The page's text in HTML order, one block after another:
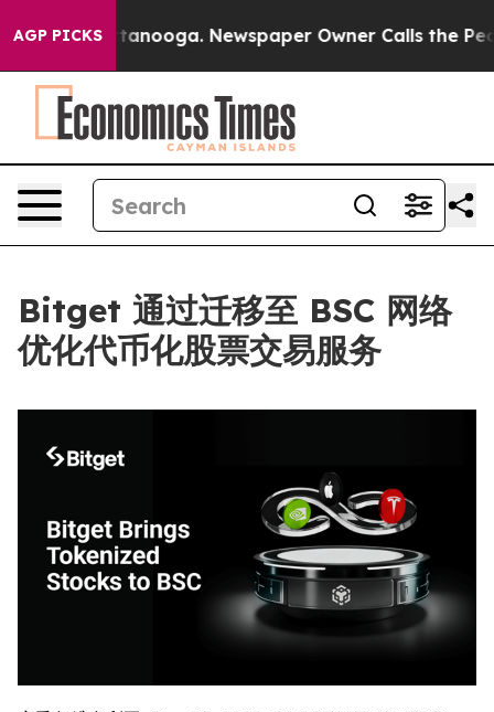
AGP PICKS
in Chattanooga. Newspaper Owner Calls the
Bitget 通过迁移至 BSC 网络
优化代币化股票交易服务